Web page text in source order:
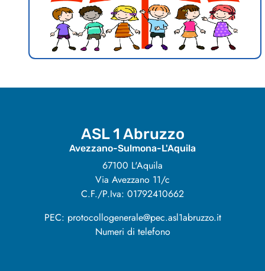
ASL 1 Abruzzo
Avezzano-Sulmona-L'Aquila
67100 L'Aquila
Via Avezzano 11/c
C.F./P.Iva: 01792410662
PEC: protocollogenerale@pec.asl1abruzzo.it
Numeri di telefono